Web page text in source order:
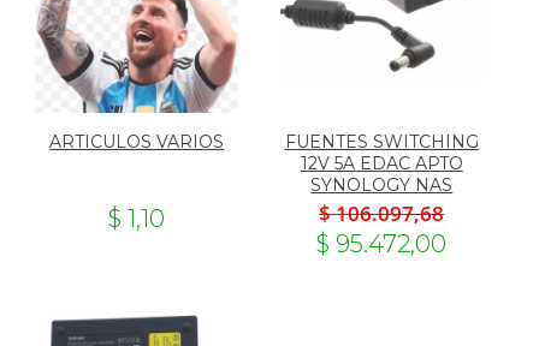
ARTICULOS VARIOS
$ 1,10
FUENTES SWITCHING
12V 5A EDAC APTO
SYNOLOGY NAS
$ 106.097,68
$ 95.472,00